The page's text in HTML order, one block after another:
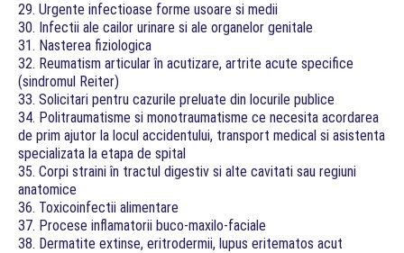
29. Urgente infectioase forme usoare si medii
30. Infectii ale cailor urinare si ale organelor genitale
31. Nasterea fiziologica
32. Reumatism articular în acutizare, artrite acute specifice
(sindromul Reiter)
33. Solicitari pentru cazurile preluate din locurile publice
34. Politraumatisme si monotraumatisme ce necesita acordarea
de prim ajutor la locul accidentului, transport medical si asistenta
specializata la etapa de spital
35. Corpi straini în tractul digestiv si alte cavitati sau regiuni
anatomice
36. Toxicoinfectii alimentare
37. Procese inflamatorii buco-maxilo-faciale
38. Dermatite extinse, eritrodermii, lupus eritematos acut